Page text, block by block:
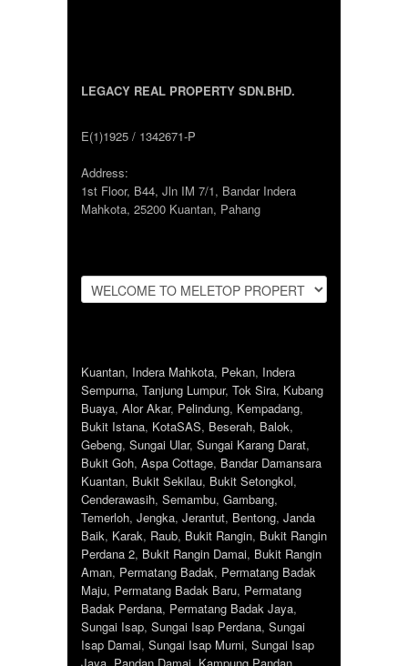
LEGACY REAL PROPERTY SDN.BHD.
E(1)1925 / 1342671-P
Address:
1st Floor, B44, Jln IM 7/1, Bandar Indera
Mahkota, 25200 Kuantan, Pahang
Kuantan, Indera Mahkota, Pekan, Indera
Sempurna, Tanjung Lumpur, Tok Sira, Kubang
Buaya, Alor Akar, Pelindung, Kempadang,
Bukit Istana, KotaSAS, Beserah, Balok,
Gebeng, Sungai Ular, Sungai Karang Darat,
Bukit Goh, Aspa Cottage, Bandar Damansara
Kuantan, Bukit Sekilau, Bukit Setongkol,
Cenderawasih, Semambu, Gambang,
Temerloh, Jengka, Jerantut, Bentong, Janda
Baik, Karak, Raub, Bukit Rangin, Bukit Rangin
Perdana 2, Bukit Rangin Damai, Bukit Rangin
Aman, Permatang Badak, Permatang Badak
Maju, Permatang Badak Baru, Permatang
Badak Perdana, Permatang Badak Jaya,
Sungai Isap, Sungai Isap Perdana, Sungai
Isap Damai, Sungai Isap Murni, Sungai Isap